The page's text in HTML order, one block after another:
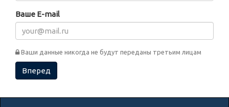
Ваше E-mail
Ваши данные никогда не будут переданы третьим лицам
Вперед